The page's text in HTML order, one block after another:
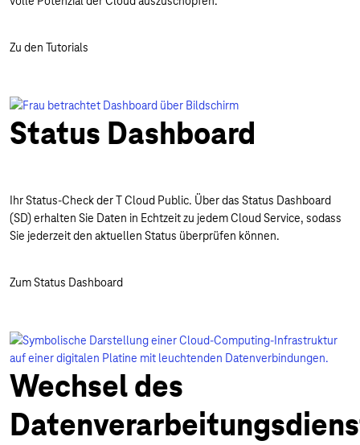
Zu den Tutorials
Status Dashboard
Ihr Status-Check der T Cloud Public. Über das Status Dashboard
(SD) erhalten Sie Daten in Echtzeit zu jedem Cloud Service, sodass
Sie jederzeit den aktuellen Status überprüfen können.
Zum Status Dashboard
Wechsel des